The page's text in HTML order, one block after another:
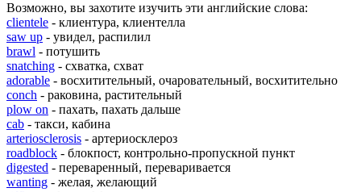
Возможно, вы захотите изучить эти английские слова:
clientele - клиентура, клиентелла
saw up - увидел, распилил
brawl - потушить
snatching - схватка, схват
adorable - восхитительный, очаровательный, восхитительно
conch - раковина, растительный
plow on - пахать, пахать дальше
cab - такси, кабина
arteriosclerosis - артериосклероз
roadblock - блокпост, контрольно-пропускной пункт
digested - переваренный, переваривается
wanting - желая, желающий